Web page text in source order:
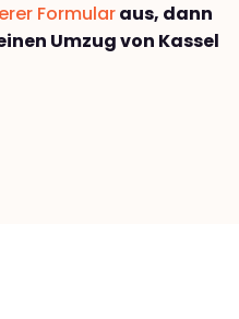
Formularaus, dann
Umzug von Kassel